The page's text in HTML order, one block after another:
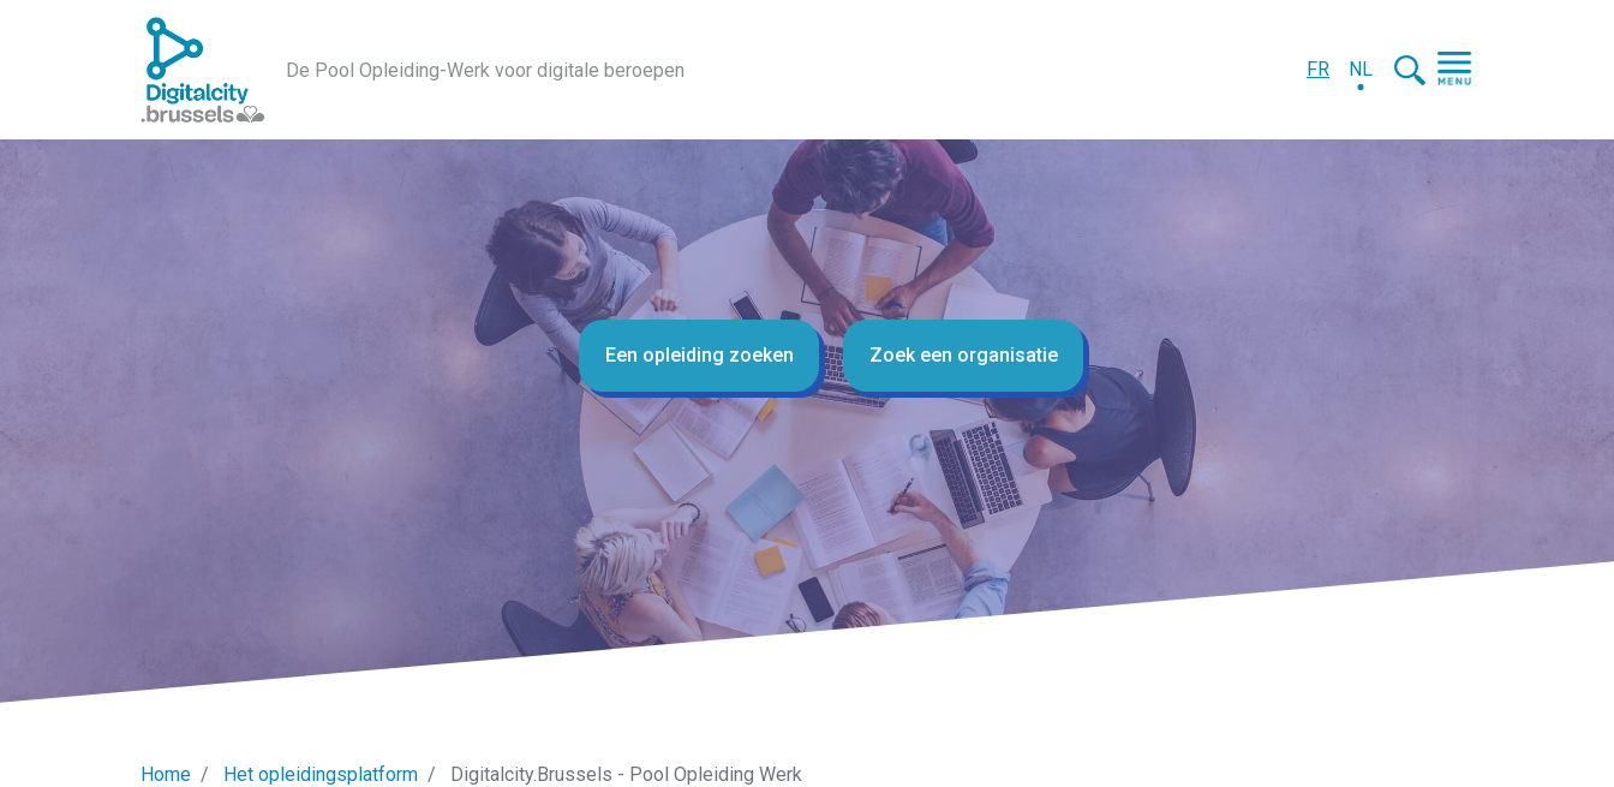
De Pool Opleiding-Werk voor digitale beroepen FR NL
Een opleiding zoeken Zoek een organisatie
Home Het opleidingsplatform Digitalcity.Brussels - Pool Opleiding Werk